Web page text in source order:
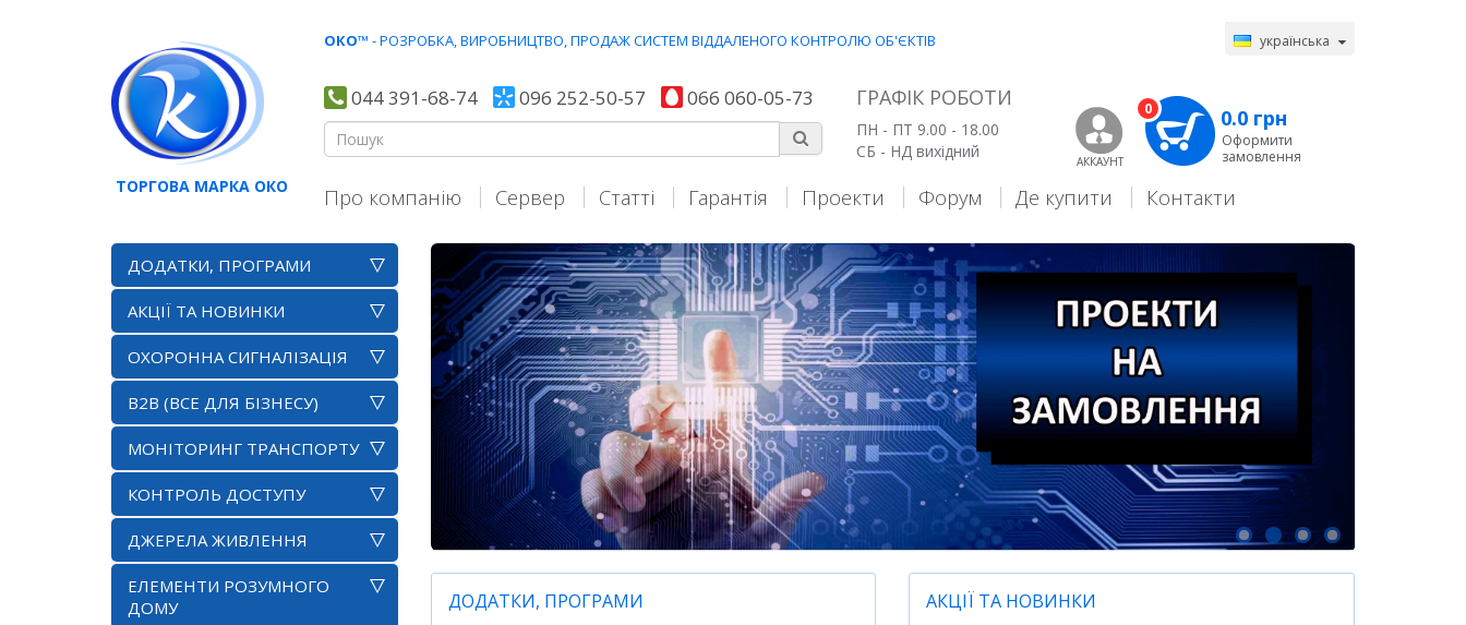
ОКО™ - РОЗРОБКА, ВИРОБНИЦТВО, ПРОДАЖ СИСТЕМ ВІДДАЛЕНОГО КОНТРОЛЮ ОБ'ЄКТIВ українська
044 391-68-74 096 252-50-57 066 060-05-73 ГРАФІК РОБОТИ
ПН - ПТ 9.00 - 18.00
СБ - НД вихідний
АККАУНТ
0 0.0 грн
Оформити
замовлення
ТОРГОВА МАРКА ОКО Про компанію Сервер Статті Гарантія Проекти Форум Де купити Контакти
ДОДАТКИ, ПРОГРАМИ
АКЦІЇ ТА НОВИНКИ
ОХОРОННА СИГНАЛІЗАЦІЯ
B2B (ВСЕ ДЛЯ БІЗНЕСУ)
МОНІТОРИНГ ТРАНСПОРТУ
КОНТРОЛЬ ДОСТУПУ
ДЖЕРЕЛА ЖИВЛЕННЯ
ЕЛЕМЕНТИ РОЗУМНОГО
ДОМУ
ДОДАТКИ, ПРОГРАМИ АКЦІЇ ТА НОВИНКИ